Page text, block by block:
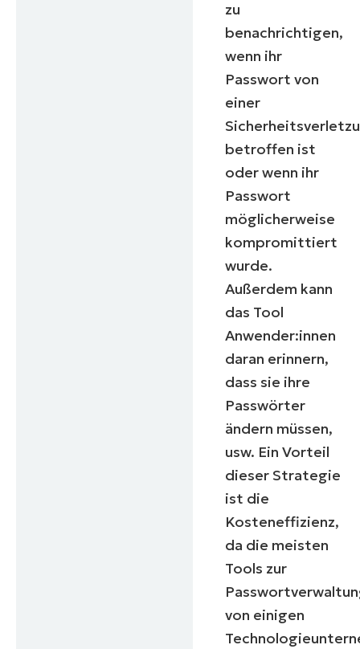
zu
benachrichtigen,
wenn ihr
Passwort von
einer
betroffen ist
oder wenn ihr
Passwort
möglicherweise
kompromittiert
wurde.
Außerdem kann
das Tool
Anwender:innen
daran erinnern,
dass sie ihre
Passwörter
ändern müssen,
usw. Ein Vorteil
dieser Strategie
ist die
Kosteneffizienz,
da die meisten
Tools zur
von einigen
Starten Sie Ihre 14-tägige
Keine Kreditkarte erforderlich, voller Zugriff auf